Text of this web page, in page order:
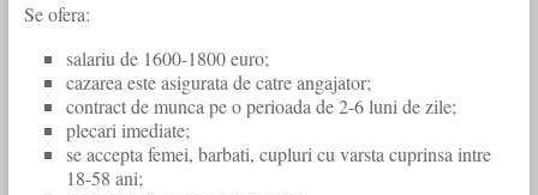
Se ofera:
salariu de 1600-1800 euro;
cazarea este asigurata de catre angajator;
contract de munca pe o perioada de 2-6 luni de zile;
plecari imediate;
se accepta femei, barbati, cupluri cu varsta cuprinsa intre
18-58 ani;